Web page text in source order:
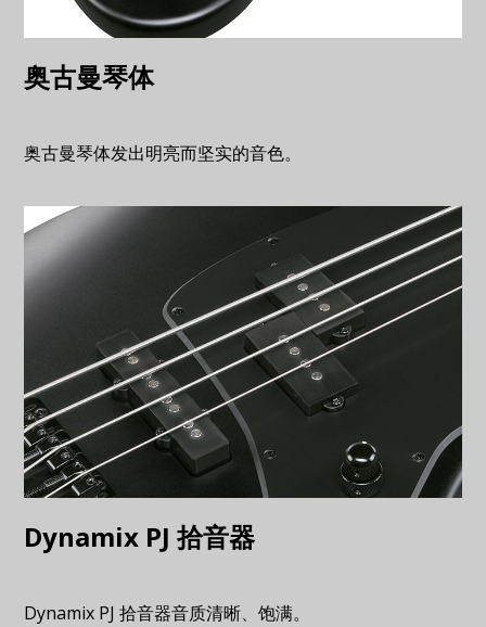
奥古曼琴体
奥古曼琴体发出明亮而坚实的音色。
Dynamix PJ 拾音器
Dynamix PJ 拾音器音质清晰、饱满。